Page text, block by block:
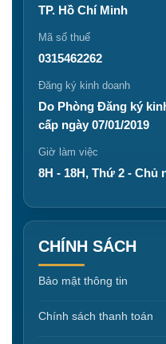
TP. Hồ Chí Minh
Mã số thuế
0315462262
Đăng ký kinh doanh
Do Phòng Đăng ký
cấp ngày 07/01/2019
Giờ làm việc
8H - 18H, Thứ 2 - Chủ
CHÍNH SÁCH
Bảo mật thông tin
Chính sách thanh toán